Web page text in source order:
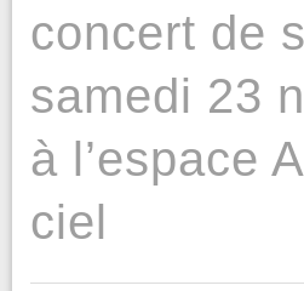
concert de
samedi 23
à l’espace
ciel